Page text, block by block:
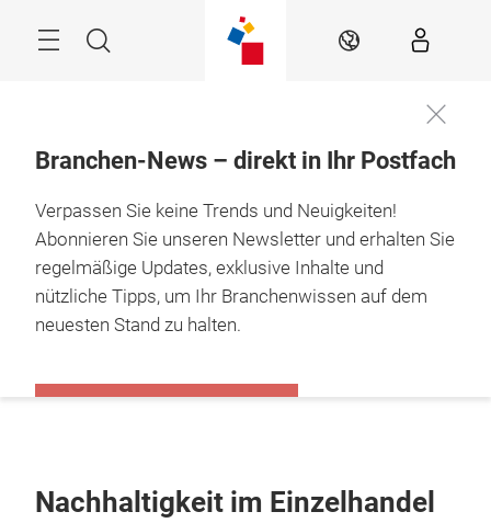
Suche DE
Branchen-News – direkt in Ihr Postfach
Verpassen Sie keine Trends und Neuigkeiten!
Abonnieren Sie unseren Newsletter und erhalten Sie
regelmäßige Updates, exklusive Inhalte und
nützliche Tipps, um Ihr Branchenwissen auf dem
neuesten Stand zu halten.